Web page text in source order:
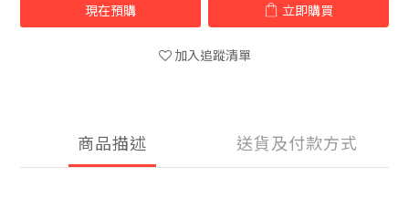
現在預購 立即購買
加入追蹤清單
商品描述 送貨及付款方式